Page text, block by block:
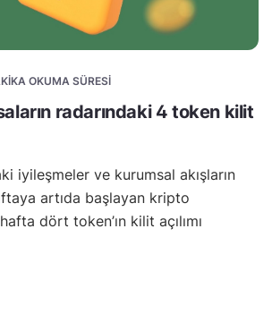
OKUMA SÜRESI
radarındaki 4 token kilit
iyileşmeler ve kurumsal akışların
artıda başlayan kripto
dört token’ın kilit açılımı